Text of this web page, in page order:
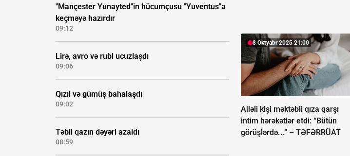
"Mançester Yunayted"in hücumçusu "Yuventus"a
keçməyə hazırdır
09:12
Lirə, avro və rubl ucuzlaşdı
09:06
Qızıl və gümüş bahalaşdı
09:02
Təbii qazın dəyəri azaldı
08:59
8 Oktyabr 2025 21:00
Ailəli kişi məktəbli qıza qarşı
intim hərəkətlər etdi: “Bütün
görüşlərdə...” – TƏFƏRRÜAT